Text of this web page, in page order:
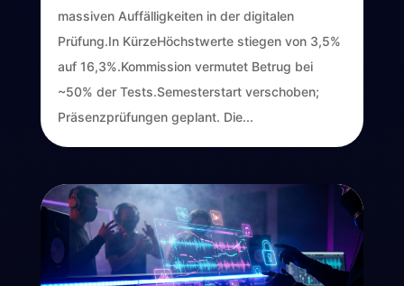
massiven Auffälligkeiten in der digitalen
Prüfung.In KürzeHöchstwerte stiegen von 3,5%
auf 16,3%.Kommission vermutet Betrug bei
~50% der Tests.Semesterstart verschoben;
Präsenzprüfungen geplant. Die...